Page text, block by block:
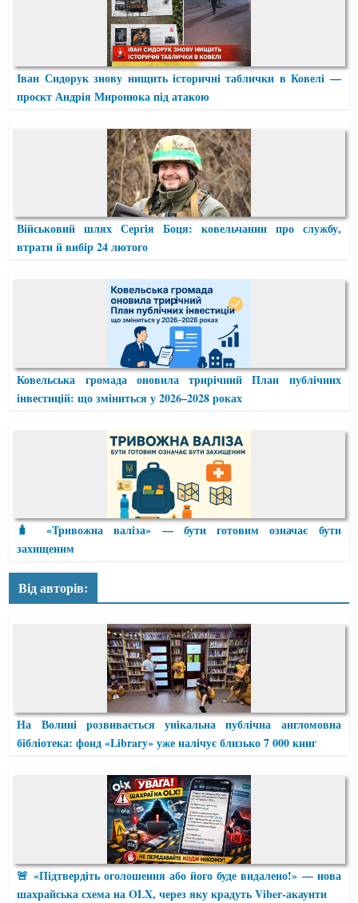
Іван Сидорук знову нищить історичні таблички в Ковелі —
проєкт Андрія Миронюка під атакою
Військовий шлях Сергія Боця: ковельчанин про службу,
втрати й вибір 24 лютого
Ковельська громада оновила трирічний План публічних
інвестицій: що зміниться у 2026–2028 роках
🧳 «Тривожна валіза» — бути готовим означає бути
захищеним
Від авторів:
На Волині розвивається унікальна публічна англомовна
бібліотека: фонд «Library» уже налічує близько 7 000 книг
🚨 «Підтвердіть оголошення або його буде видалено!» — нова
шахрайська схема на OLX, через яку крадуть Viber-акаунти